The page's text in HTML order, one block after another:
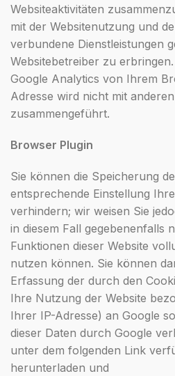
Websiteaktivitäten
mit der Websitenutzung und
verbundene Dienstleistungen
Websitebetreiber zu
Google Analytics von Ihrem
Adresse wird nicht mit
zusammengeführt.
Browser Plugin
Sie können die Speicherung
entsprechende Einstellung
verhindern; wir weisen Sie
in diesem Fall gegebenenfalls
Funktionen dieser Website
nutzen können. Sie können
Erfassung der durch den
Ihre Nutzung der Website
Ihrer IP-Adresse) an Google
dieser Daten durch Google
unter dem folgenden Link
herunterladen und